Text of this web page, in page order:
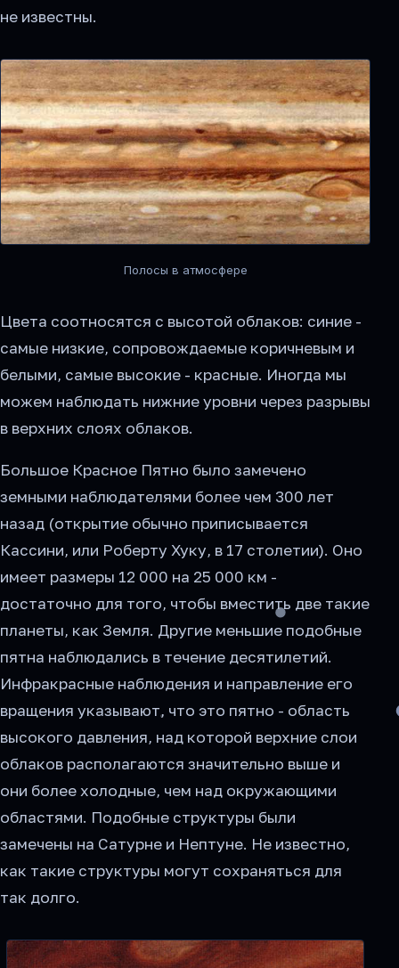
не известны.
Полосы в атмосфере
Цвета соотносятся с высотой облаков: синие -
самые низкие, сопровождаемые коричневым и
белыми, самые высокие - красные. Иногда мы
можем наблюдать нижние уровни через разрывы
в верхних слоях облаков.
Большое Красное Пятно было замечено
земными наблюдателями более чем 300 лет
назад (открытие обычно приписывается
Кассини, или Роберту Хуку, в 17 столетии). Оно
имеет размеры 12 000 на 25 000 км -
достаточно для того, чтобы вместить две такие
планеты, как Земля. Другие меньшие подобные
пятна наблюдались в течение десятилетий.
Инфракрасные наблюдения и направление его
вращения указывают, что это пятно - область
высокого давления, над которой верхние слои
облаков располагаются значительно выше и
они более холодные, чем над окружающими
областями. Подобные структуры были
замечены на Сатурне и Нептуне. Не известно,
как такие структуры могут сохраняться для
так долго.